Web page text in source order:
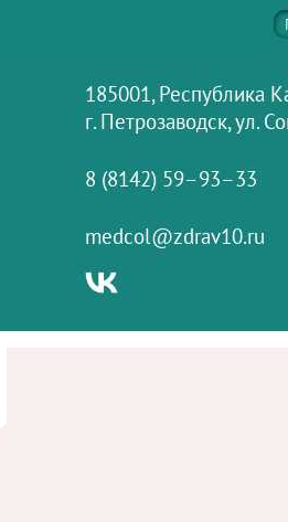
185001, Республика
г. Петрозаводск, ул.
8 (8142) 59–93–33
medcol@zdrav10.ru